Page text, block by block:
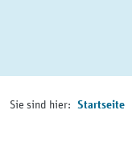
Sie sind hier: Startseite